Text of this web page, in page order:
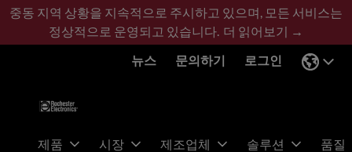
기
콘
바
글
중동 지역 상황을 지속적으로 주시하고 있으며, 모든 서비스는
정상적으로 운영되고 있습니다. 더 읽어보기 →
뉴스
문의하기 로그인
제품 시장 제조업체 솔루션
품질